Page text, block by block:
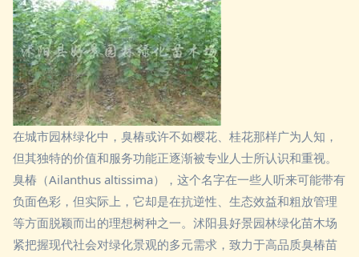
在城市园林绿化中，臭椿或许不如樱花、桂花那样广为人知，
但其独特的价值和服务功能正逐渐被专业人士所认识和重视。
臭椿（Ailanthus altissima），这个名字在一些人听来可能带有
负面色彩，但实际上，它却是在抗逆性、生态效益和粗放管理
等方面脱颖而出的理想树种之一。沭阳县好景园林绿化苗木场
紧把握现代社会对绿化景观的多元需求，致力于高品质臭椿苗